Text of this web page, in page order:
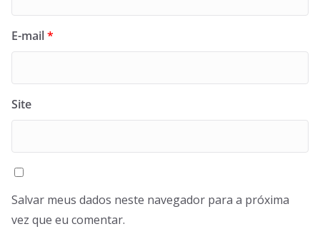
E-mail*
Site
Salvar meus dados neste navegador para a próxima
vez que eu comentar.